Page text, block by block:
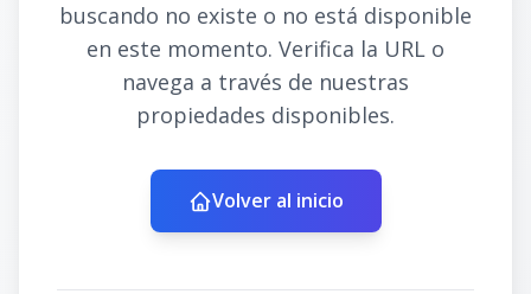
buscando no existe o no está disponible
en este momento. Verifica la URL o
navega a través de nuestras
propiedades disponibles.
Volver al inicio